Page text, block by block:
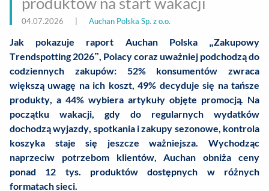
04.07.2026 Auchan Polska Sp. z o.o.
Jak pokazuje raport Auchan Polska „Zakupowy
Trendspotting 2026”, Polacy coraz uważniej podchodzą do
codziennych zakupów: 52% konsumentów zwraca
większą uwagę na ich koszt, 49% decyduje się na tańsze
produkty, a 44% wybiera artykuły objęte promocją. Na
początku wakacji, gdy do regularnych wydatków
dochodzą wyjazdy, spotkania i zakupy sezonowe, kontrola
koszyka staje się jeszcze ważniejsza. Wychodząc
naprzeciw potrzebom klientów, Auchan obniża ceny
ponad 12 tys. produktów dostępnych w różnych
formatach sieci.